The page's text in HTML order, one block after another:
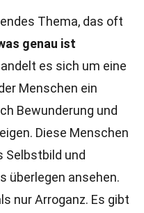
Thema, das oft
genau ist
es sich um eine
Menschen ein
Bewunderung und
Diese Menschen
Selbstbild und
überlegen ansehen.
nur Arroganz. Es gibt